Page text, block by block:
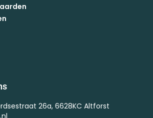
26a, 6628KC Altforst